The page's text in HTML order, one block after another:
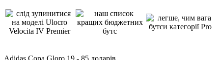
Adidas Copa Gloro 19 - 85 доларів